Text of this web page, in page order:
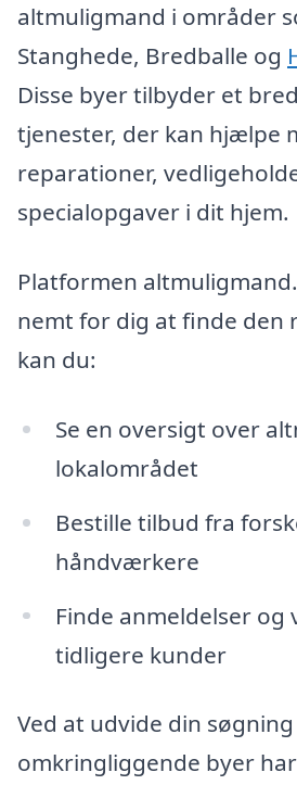
altmuligmand i områder
Stanghede, Bredballe og
Disse byer tilbyder et
tjenester, der kan hjælpe
reparationer,
specialopgaver i dit hjem.
Platformen
nemt for dig at finde den
kan du:
Se en oversigt over
lokalområdet
Bestille tilbud fra
håndværkere
Finde anmeldelser
tidligere kunder
Ved at udvide din
omkringliggende byer